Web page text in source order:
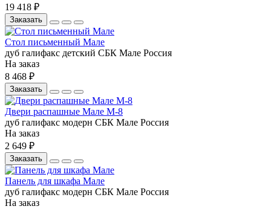
19 418 ₽
Заказать
Стол письменный Мале
дуб галифакс детский СБК Мале Россия
На заказ
8 468 ₽
Заказать
Двери распашные Мале М-8
дуб галифакс модерн СБК Мале Россия
На заказ
2 649 ₽
Заказать
Панель для шкафа Мале
дуб галифакс модерн СБК Мале Россия
На заказ